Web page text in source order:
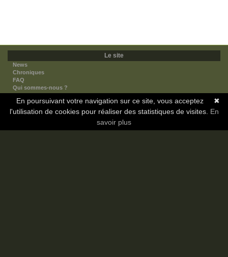
Le site
News
Chroniques
FAQ
Qui sommes-nous ?
Nos partenaires
Faites-nous connaitre
Nous contacter
✖
En poursuivant votre navigation sur ce site, vous acceptez
l'utilisation de cookies pour réaliser des statistiques de visites. En
savoir plus